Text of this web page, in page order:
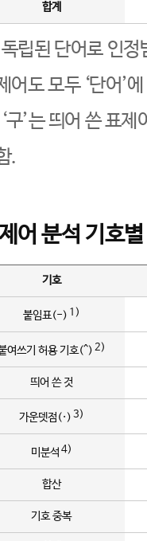
합계
립된 단어로 인정
어도 모두 ‘단어’
구’는 띄어 쓴 표
.
어 분석 기호
기호
붙임표(-) 1)
여쓰기 허용 기호(^) 2)
띄어 쓴 것
가운뎃점(·) 3)
미분석 4)
합산
기호 중복